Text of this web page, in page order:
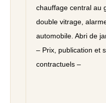
chauffage central au
double vitrage,
automobile. Abri de
– Prix, publication et
contractuels –